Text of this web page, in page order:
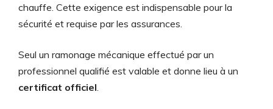
chauffe. Cette exigence est indispensable pour la
sécurité et requise par les assurances.
Seul un ramonage mécanique effectué par un
professionnel qualifié est valable et donne lieu à un
certificat officiel